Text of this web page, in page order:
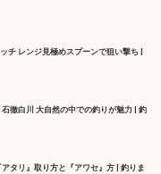
チ レンジ見極めスプーンで狙い撃ち |
徹白川 大自然の中での釣りが魅力 | 釣
タリ』取り方と『アワセ』方 | 釣りま